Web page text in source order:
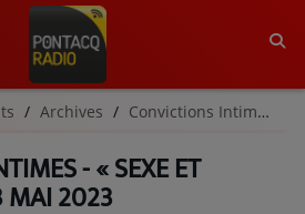
Archives Convictions Intimes | Archives
- « SEXE ET
MAI 2023